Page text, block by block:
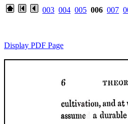
003 004 005 006 007
Display PDF Page